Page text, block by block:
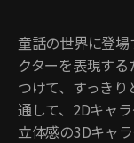
童話の世界に登
クターを表現す
つけて、すっき
通して、2Dキャ
立体感の3Dキャ